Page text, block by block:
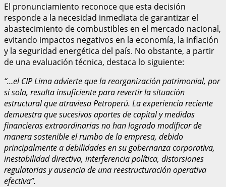
El pronunciamiento reconoce que esta decisión
responde a la necesidad inmediata de garantizar el
abastecimiento de combustibles en el mercado nacional,
evitando impactos negativos en la economía, la inflación
y la seguridad energética del país. No obstante, a partir
de una evaluación técnica, destaca lo siguiente:
“…el CIP Lima advierte que la reorganización patrimonial, por
sí sola, resulta insuficiente para revertir la situación
estructural que atraviesa Petroperú. La experiencia reciente
demuestra que sucesivos aportes de capital y medidas
financieras extraordinarias no han logrado modificar de
manera sostenible el rumbo de la empresa, debido
principalmente a debilidades en su gobernanza corporativa,
inestabilidad directiva, interferencia política, distorsiones
regulatorias y ausencia de una reestructuración operativa
efectiva”.